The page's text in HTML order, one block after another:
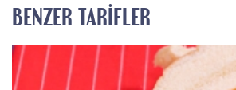
BENZER TARIFLER